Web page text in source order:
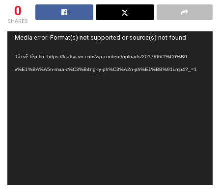
0
SHARES
Trình
Media error: Format(s) not supported or source(s) not found
Tải về tệp tin: https://luatsu-vn.com/wp-content/uploads/2017/06/T%C6%B0-
v%E1%BA%A5n-mua-c%C3%B4ng-ty-ph%C3%A2n-ph%E1%BB%91i.mp4?_=1